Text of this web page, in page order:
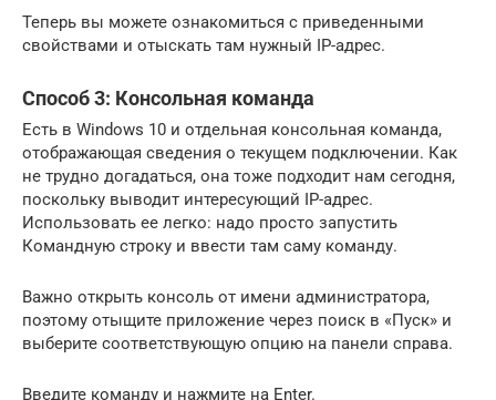
Теперь вы можете ознакомиться с приведенными
свойствами и отыскать там нужный IP-адрес.
Способ 3: Консольная команда
Есть в Windows 10 и отдельная консольная команда,
отображающая сведения о текущем подключении. Как
не трудно догадаться, она тоже подходит нам сегодня,
поскольку выводит интересующий IP-адрес.
Использовать ее легко: надо просто запустить
Командную строку и ввести там саму команду.
Важно открыть консоль от имени администратора,
поэтому отыщите приложение через поиск в «Пуск» и
выберите соответствующую опцию на панели справа.
Введите команду и нажмите на Enter.